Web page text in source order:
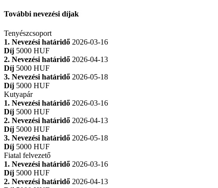
További nevezési díjak
Tenyészcsoport
1. Nevezési határidő 2026-03-16
Díj 5000 HUF
2. Nevezési határidő 2026-04-13
Díj 5000 HUF
3. Nevezési határidő 2026-05-18
Díj 5000 HUF
Kutyapár
1. Nevezési határidő 2026-03-16
Díj 5000 HUF
2. Nevezési határidő 2026-04-13
Díj 5000 HUF
3. Nevezési határidő 2026-05-18
Díj 5000 HUF
Fiatal felvezető
1. Nevezési határidő 2026-03-16
Díj 5000 HUF
2. Nevezési határidő 2026-04-13